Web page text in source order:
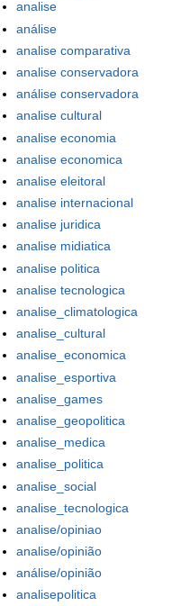
analise
análise
analise comparativa
analise conservadora
análise conservadora
analise cultural
analise economia
analise economica
analise eleitoral
analise internacional
analise juridica
analise midiatica
analise politica
analise tecnologica
analise_climatologica
analise_cultural
analise_economica
analise_esportiva
analise_games
analise_geopolitica
analise_medica
analise_politica
analise_social
analise_tecnologica
analise/opiniao
analise/opinião
análise/opinião
analisepolitica